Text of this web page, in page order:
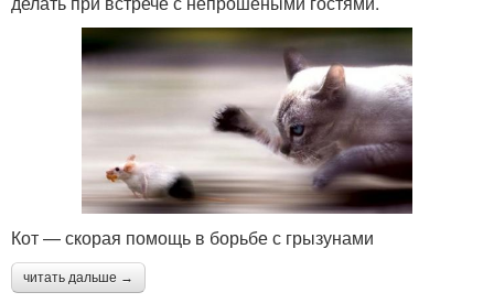
Кот — скорая помощь в борьбе с грызунами
читать дальше →